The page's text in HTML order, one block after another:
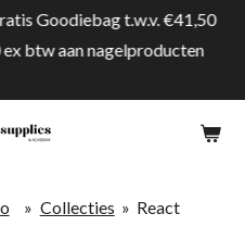
Goodiebag t.w.v. €41,50
btw aan nagelproducten
» Collecties » React